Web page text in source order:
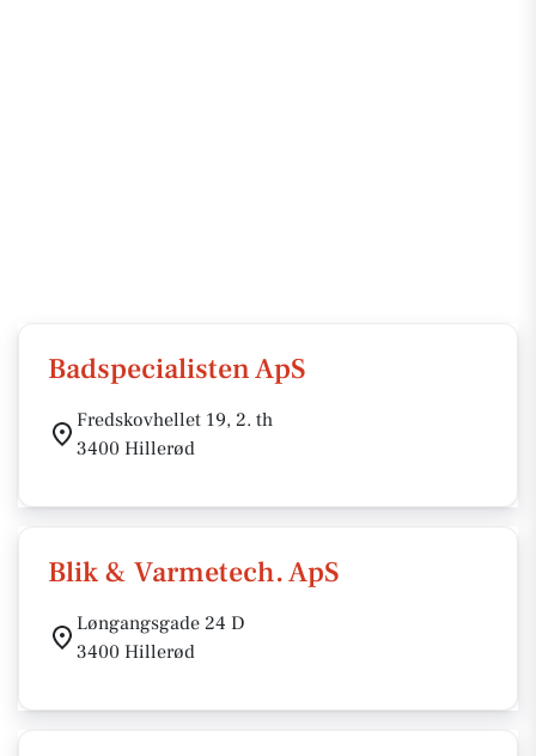
Badspecialisten ApS
Fredskovhellet 19, 2. th
3400 Hillerød
Blik & Varmetech. ApS
Løngangsgade 24 D
3400 Hillerød